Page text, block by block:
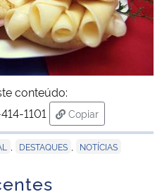
conteúdo:
1101
Copiar
para área de
DESTAQUES NOTÍCIAS